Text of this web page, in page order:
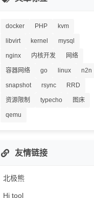
docker PHP kvm
libvirt kernel mysql
nginx 内核开发 网络
容器网络 go linux n2n
snapshot rsync RRD
资源限制 typecho 图床
qemu
友情链接
北极熊
Hi tool